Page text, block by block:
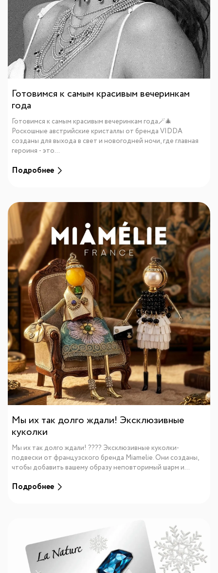
Готовимся к самым красивым вечеринкам
года
Готовимся к самым красивым вечеринкам года🪄🎄
Роскошные австрийские кристаллы от бренда VIDDA
созданы для выхода в свет и новогодней ночи, где главная
героиня - это...
Подробнее
Мы их так долго ждали! Эксклюзивные
куколки
Мы их так долго ждали! ???? Эксклюзивные куколки-
подвески от французского бренда Miamelie. Они созданы,
чтобы добавить вашему образу неповторимый шарм и...
Подробнее